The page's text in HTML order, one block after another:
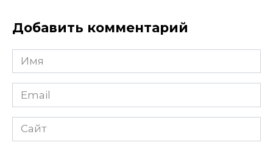
Добавить комментарий
Имя
Email
Сайт